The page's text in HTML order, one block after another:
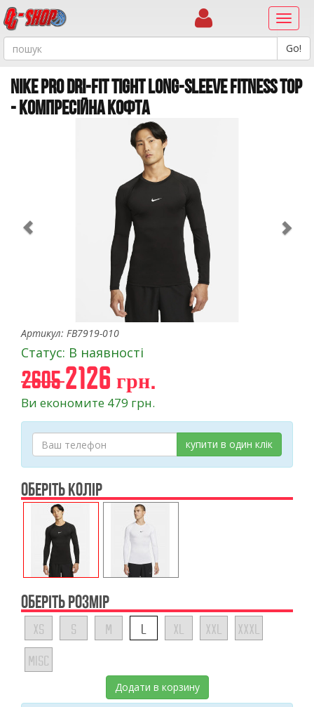
NIKE PRO DRI-FIT TIGHT LONG-SLEEVE FITNESS TOP
- КОМПРЕСІЙНА КОФТА
Артикул: FB7919-010
Статус: В наявності
26052126 грн.
Ви економите 479 грн.
купити в один клік
ОБЕРІТЬ КОЛІР
ОБЕРІТЬ РОЗМІР
XS S M L XL XXL XXXL
MISC
Додати в корзину